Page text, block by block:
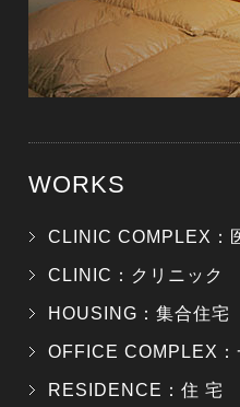
WORKS
CLINIC COMPLEX：
CLINIC：クリニック
HOUSING：集合住宅
OFFICE COMPLEX：
RESIDENCE：住 宅